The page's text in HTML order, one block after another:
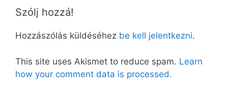
Szólj hozzá!
Hozzászólás küldéséhez be kell jelentkezni.
This site uses Akismet to reduce spam. Learn
how your comment data is processed.